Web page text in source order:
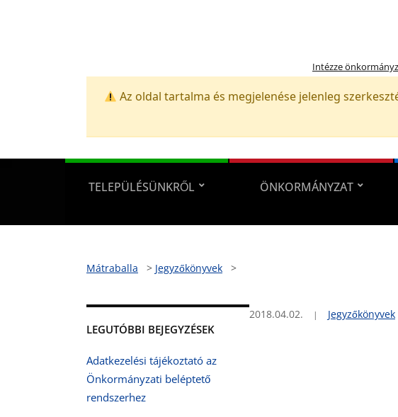
Intézze
Az oldal tartalma és megjelenése jelenleg
TELEPÜLÉSÜNKRŐL ÖNKORMÁNYZAT
Mátraballa > Jegyzőkönyvek >
LEGUTÓBBI BEJEGYZÉSEK
Adatkezelési tájékoztató az
Önkormányzati beléptető
rendszerhez
2018.04.02. Jegyzőkönyvek